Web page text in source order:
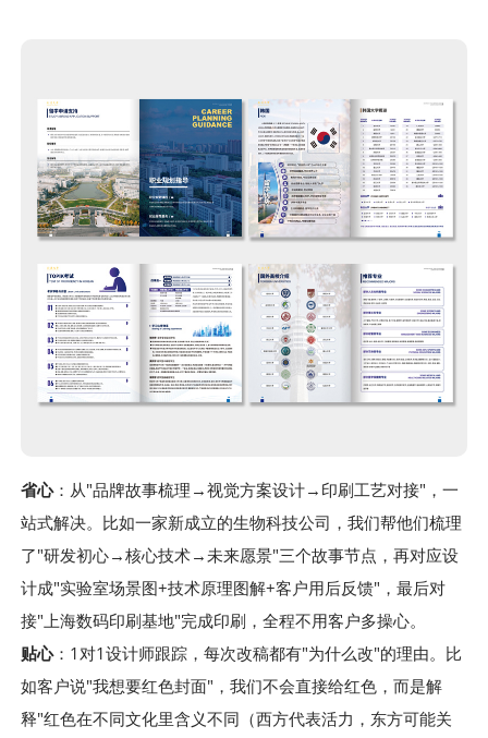
省心：从"品牌故事梳理→视觉方案设计→印刷工艺对接"，一
站式解决。比如一家新成立的生物科技公司，我们帮他们梳理
了"研发初心→核心技术→未来愿景"三个故事节点，再对应设
计成"实验室场景图+技术原理图解+客户用后反馈"，最后对
接"上海数码印刷基地"完成印刷，全程不用客户多操心。
贴心：1对1设计师跟踪，每次改稿都有"为什么改"的理由。比
如客户说"我想要红色封面"，我们不会直接给红色，而是解
释"红色在不同文化里含义不同（西方代表活力，东方可能关